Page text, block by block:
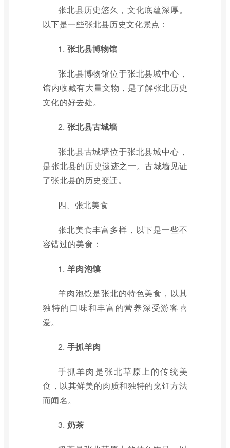
张北县历史悠久，文化底蕴深厚。
以下是一些张北县历史文化景点：
1. 张北县博物馆
张北县博物馆位于张北县城中心，
馆内收藏有大量文物，是了解张北历史
文化的好去处。
2. 张北县古城墙
张北县古城墙位于张北县城中心，
是张北县的历史遗迹之一。古城墙见证
了张北县的历史变迁。
四、张北美食
张北美食丰富多样，以下是一些不
容错过的美食：
1. 羊肉泡馍
羊肉泡馍是张北的特色美食，以其
独特的口味和丰富的营养深受游客喜
爱。
2. 手抓羊肉
手抓羊肉是张北草原上的传统美
食，以其鲜美的肉质和独特的烹饪方法
而闻名。
3. 奶茶